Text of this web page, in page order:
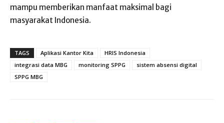
mampu memberikan manfaat maksimal bagi
masyarakat Indonesia.
TAGS Aplikasi Kantor Kita
HRIS Indonesia
integrasi data MBG
monitoring SPPG
sistem absensi digital
SPPG MBG